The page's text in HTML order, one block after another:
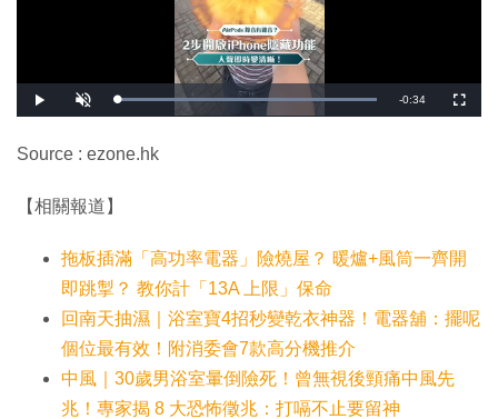
播
放
開
啟
載
剩
-0:34
全
螢
Source : ezone.hk
【相關報道】
拖板插滿「高功率電器」險燒屋？ 暖爐+風筒一齊開
即跳掣？ 教你計「13A 上限」保命
回南天抽濕｜浴室寶4招秒變乾衣神器！電器舖：擺呢
個位最有效！附消委會7款高分機推介
中風｜30歲男浴室暈倒險死！曾無視後頸痛中風先
兆！專家揭 8 大恐怖徵兆：打嗝不止要留神